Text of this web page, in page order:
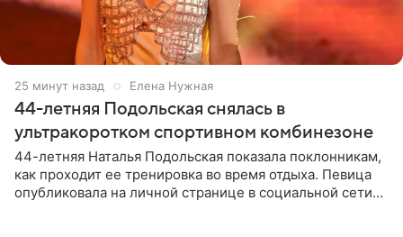
25 минут назад Елена Нужная
44-летняя Подольская снялась в
ультракоротком спортивном комбинезоне
44-летняя Наталья Подольская показала поклонникам,
как проходит ее тренировка во время отдыха. Певица
опубликовала на личной странице в социальной сети